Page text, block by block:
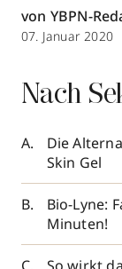
von YBPN-
07. Januar 2020
Nach
Die
Skin Gel
Bio-Lyne:
Minuten!